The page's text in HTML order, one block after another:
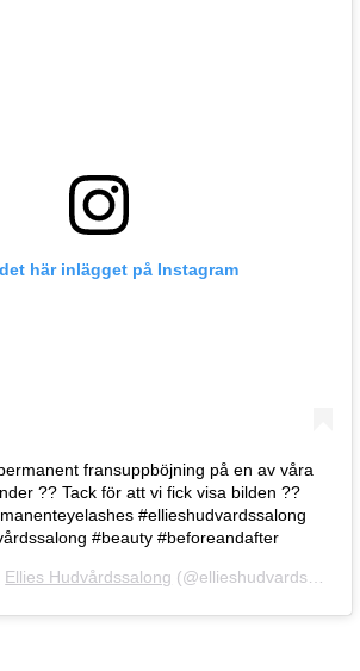
här inlägget på Instagram
fransuppböjning på en av våra
?? Tack för att vi fick visa bilden ??
#ellieshudvardssalong
#beauty #beforeandafter
Ellies Hudvårdssalong (@ellieshudvardssalong)